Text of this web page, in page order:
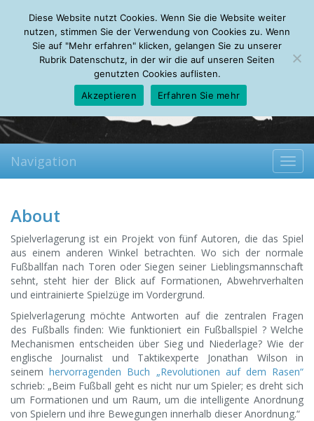
Thursday, 06.08.2026
Mein Account
About Autoren Leseempfehlungen FAQ
Navigation
About
Spielverlagerung ist ein Projekt von fünf Autoren, die das Spiel
aus einem anderen Winkel betrachten. Wo sich der normale
Fußballfan nach Toren oder Siegen seiner Lieblingsmannschaft
sehnt, steht hier der Blick auf Formationen, Abwehrverhalten
und eintrainierte Spielzüge im Vordergrund.
Spielverlagerung möchte Antworten auf die zentralen Fragen
des Fußballs finden: Wie funktioniert ein Fußballspiel ? Welche
Mechanismen entscheiden über Sieg und Niederlage? Wie der
englische Journalist und Taktikexperte Jonathan Wilson in
seinemhervorragenden Buch „Revolutionen auf dem Rasen“
schrieb: „Beim Fußball geht es nicht nur um Spieler; es dreht sich
um Formationen und um Raum, um die intelligente Anordnung
von Spielern und ihre Bewegungen innerhalb dieser Anordnung.“
Diese Website nutzt Cookies. Wenn Sie die Website weiter
nutzen, stimmen Sie der Verwendung von Cookies zu. Wenn
Sie auf "Mehr erfahren" klicken, gelangen Sie zu unserer
Rubrik Datenschutz, in der wir die auf unseren Seiten
genutzten Cookies auflisten.
Akzeptieren
Erfahren Sie mehr